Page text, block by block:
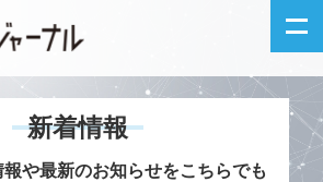
新着情報
新着情報
や最新のお知らせをこちらでも